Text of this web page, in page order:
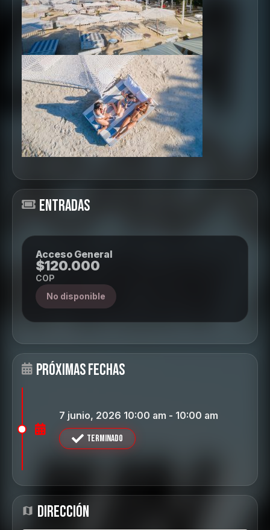
ENTRADAS
Acceso General
$120.000
COP
No disponible
PRÓXIMAS FECHAS
7 junio, 2026 10:00 am - 10:00 am
Terminado
DIRECCIÓN